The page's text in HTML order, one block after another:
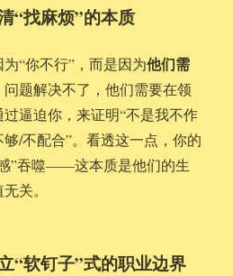
“找麻烦”的本质
“你不行”，而是因为他们需
问题解决不了，他们需要在领
逼迫你，来证明“不是我不作
/不配合”。看透这一点，你的
”吞噬——这本质是他们的生
关。
“软钉子”式的职业边界